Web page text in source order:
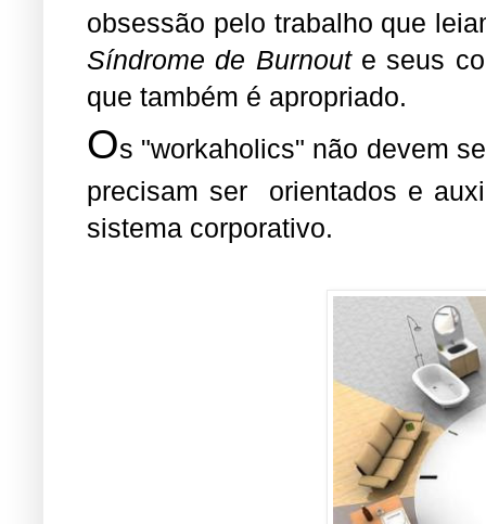
obsessão pelo trabalho que
Síndrome de Burnoute seus
que também é apropriado.
Os "workaholics" não devem
precisam ser orientados e
sistema corporativo.